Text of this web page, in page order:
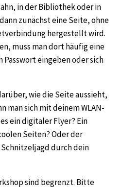
in der Bibliothek oder in
zunächst eine Seite, ohne
hergestellt wird.
muss man dort häufig eine
eingeben oder sich
wie die Seite aussieht,
man sich mit deinem WLAN-
ein digitaler Flyer? Ein
Seiten? Oder der
durch dein
sind begrenzt. Bitte